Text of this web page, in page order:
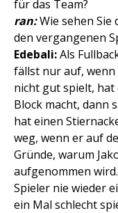
für das Team?
ran:Wie sehen Sie
den vergangenen
Edebali:Als
fällst nur auf, wenn
nicht gut spielt, hat
Block macht, dann
hat einen
weg, wenn er auf
Gründe, warum
aufgenommen
Spieler nie wieder
ein Mal schlecht